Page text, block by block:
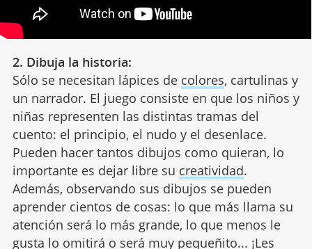
2. Dibuja la historia:
Sólo se necesitan lápices de colores, cartulinas y
un narrador. El juego consiste en que los niños y
niñas representen las distintas tramas del
cuento: el principio, el nudo y el desenlace.
Pueden hacer tantos dibujos como quieran, lo
importante es dejar libre su creatividad.
Además, observando sus dibujos se pueden
aprender cientos de cosas: lo que más llama su
atención será lo más grande, lo que menos le
gusta lo omitirá o será muy pequeñito... ¡Les